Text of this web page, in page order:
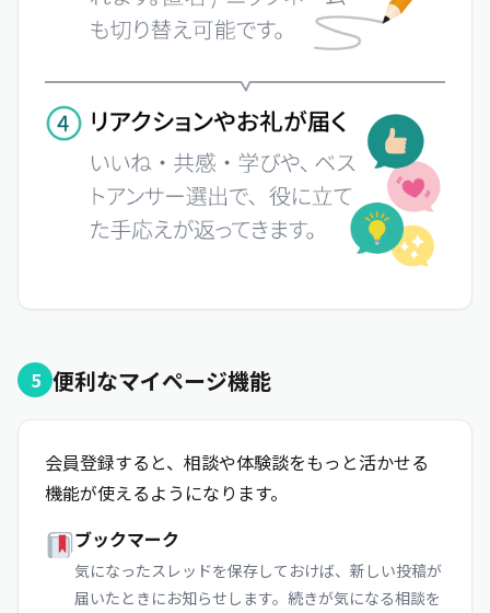
5 便利なマイページ機能
会員登録すると、相談や体験談をもっと活かせる
機能が使えるようになります。
ブックマーク
気になったスレッドを保存しておけば、新しい投稿が
届いたときにお知らせします。続きが気になる相談を